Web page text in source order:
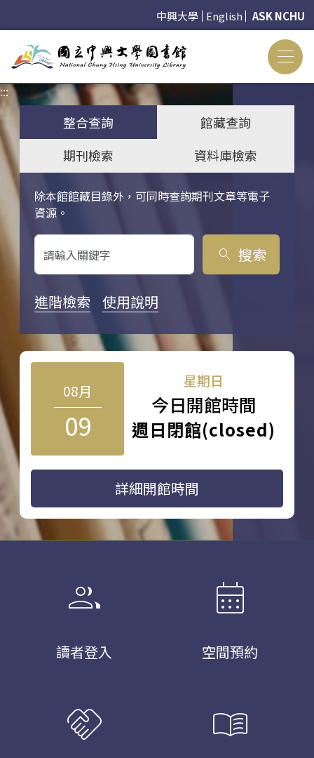
中興大學 English ASK NCHU
:::
整合查詢
館藏查詢
期刊檢索
資料庫檢索
除本館館藏目錄外，可同時查詢期刊文章等電子
資源。
關鍵字搜尋
search 搜索
進階檢索 使用說明
08月
09
星期日
今日開館時間
週日閉館(closed)
詳細開館時間
group
讀者登入
calendar_month
空間預約
handshake menu_book